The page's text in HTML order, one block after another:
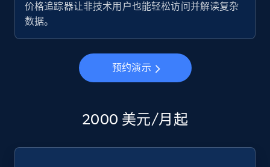
价格追踪器让非技术用户也能轻松访问并解读复杂
数据。
预约演示
2000 美元/月起